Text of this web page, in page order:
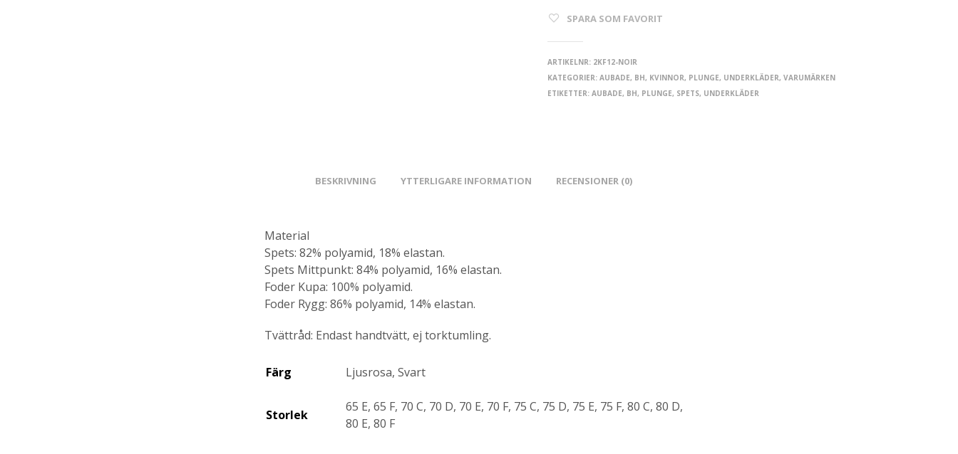
SPARA SOM FAVORIT
ARTIKELNR: 2KF12-NOIR
KATEGORIER:AUBADE, BH, KVINNOR, PLUNGE, UNDERKLÄDER,VARUMÄRKEN
ETIKETTER:AUBADE, BH, PLUNGE, SPETS, UNDERKLÄDER
BESKRIVNING YTTERLIGARE INFORMATION RECENSIONER (0)
Material
Spets: 82% polyamid, 18% elastan.
Spets Mittpunkt: 84% polyamid, 16% elastan.
Foder Kupa: 100% polyamid.
Foder Rygg: 86% polyamid, 14% elastan.
Tvättråd: Endast handtvätt, ej torktumling.
Färg Ljusrosa, Svart
Storlek
65 E, 65 F, 70 C, 70 D, 70 E, 70 F, 75 C, 75 D, 75 E, 75 F, 80 C, 80 D,
80 E, 80 F